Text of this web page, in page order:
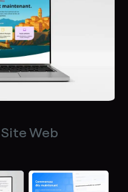
Site Web